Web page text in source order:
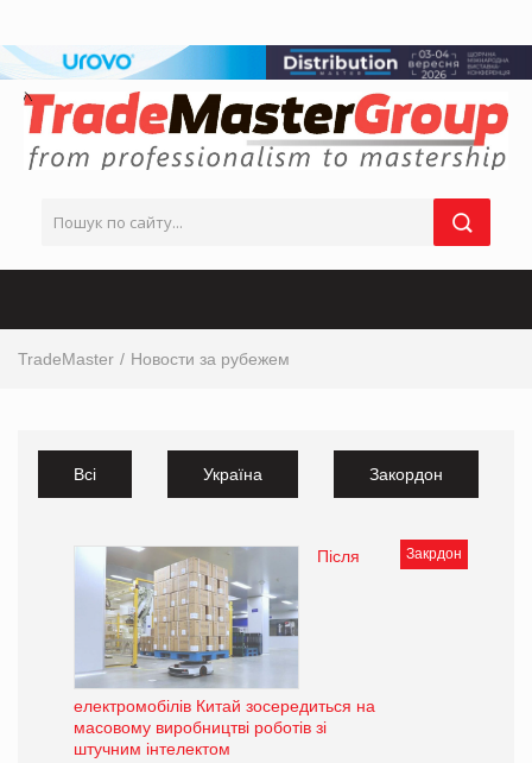
TradeMaster Новости за рубежем
Всі Україна Закордон
Закрдон
Після
електромобілів Китай зосередиться на
масовому виробництві роботів зі
штучним інтелектом